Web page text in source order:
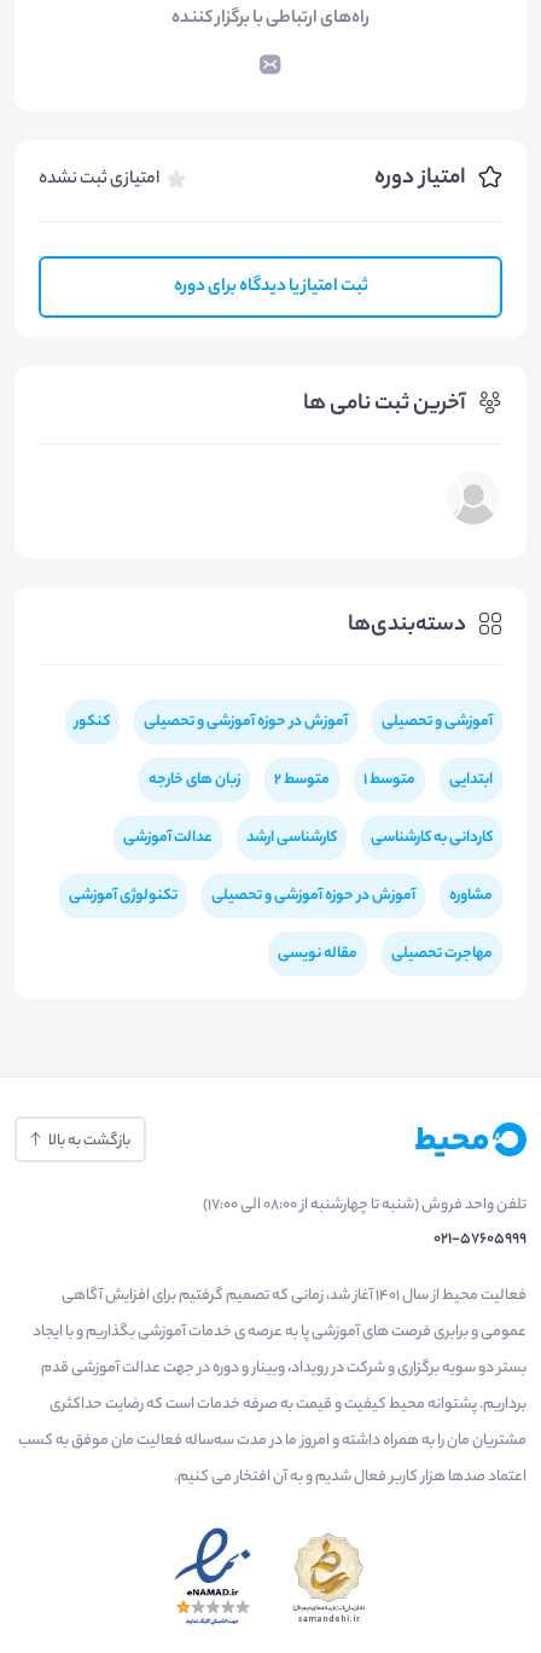
راه‌های ارتباطی با برگزار کننده
امتیاز دوره امتیازی ثبت نشده
ثبت امتیاز یا دیدگاه برای دوره
آخرین ثبت نامی ها
دسته‌بندی‌ها
آموزشی و تحصیلی آموزش در حوزه آموزشی و تحصیلی کنکور
ابتدایی متوسط 1 متوسط 2 زبان های خارجه
کاردانی به کارشناسی کارشناسی ارشد عدالت آموزشی
مشاوره آموزش در حوزه آموزشی و تحصیلی تکنولوژی آموزشی
مهاجرت تحصیلی مقاله نویسی
بازگشت به بالا
تلفن واحد فروش (شنبه تا چهارشنبه از 08:00 الی 17:00)
021-57605999
فعالیت محیط از سال 1401 آغاز شد، زمانی که تصمیم گرفتیم برای افزایش آگاهی
عمومی و برابری فرصت های آموزشی پا به عرصه ی خدمات آموزشی بگذاریم و با ایجاد
بستر دو سویه برگزاری و شرکت در رویداد، وبینار و دوره در جهت عدالت آموزشی قدم
برداریم. پشتوانه محیط کیفیت و قیمت به صرفه خدمات است که رضایت حداکثری
مشتریان مان را به همراه داشته و امروز ما در مدت سه‌ساله فعالیت مان موفق به کسب
اعتماد صدها هزار کاربر فعال شدیم و به آن افتخار می‌ کنیم.